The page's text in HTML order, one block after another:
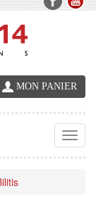
MON PANIER